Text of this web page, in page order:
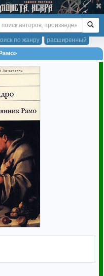
расширенный
по жанру